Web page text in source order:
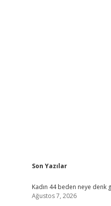
Sidebar
Son Yazılar
Kadın 44 beden neye denk
Ağustos 7, 2026